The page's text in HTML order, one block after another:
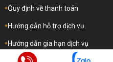
Quy định về thanh toán
Hướng dẫn hỗ trợ dịch vụ
Hướng dẫn gia hạn dịch vụ